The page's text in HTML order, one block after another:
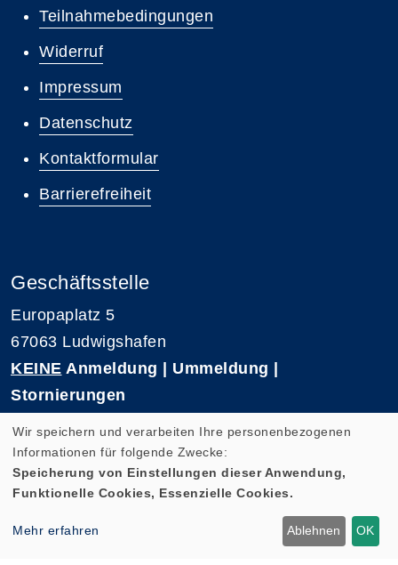
Teilnahmebedingungen
Widerruf
Impressum
Datenschutz
Kontaktformular
Barrierefreiheit
Geschäftsstelle
Europaplatz 5
67063 Ludwigshafen
KEINE Anmeldung | Ummeldung |
Stornierungen
E-Mail: kvhs-geschaeftsstelle@vhs-rpk.de
Wir speichern und verarbeiten Ihre personenbezogenen
Informationen für folgende Zwecke:
Speicherung von Einstellungen dieser Anwendung,
Funktionelle Cookies, Essenzielle Cookies.
Mehr erfahren Ablehnen OK